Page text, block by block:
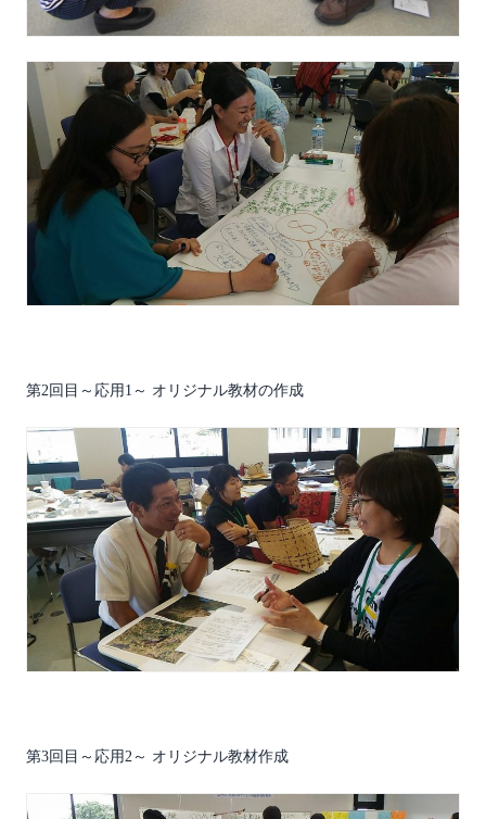
第2回目～応用1～ オリジナル教材の作成
第3回目～応用2～ オリジナル教材作成